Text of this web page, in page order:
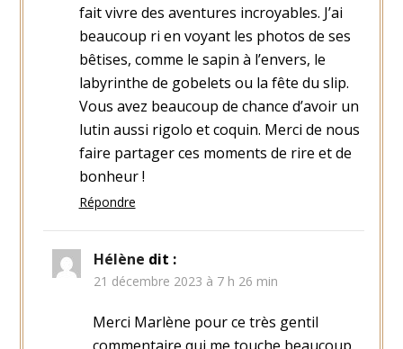
fait vivre des aventures incroyables. J’ai
beaucoup ri en voyant les photos de ses
bêtises, comme le sapin à l’envers, le
labyrinthe de gobelets ou la fête du slip.
Vous avez beaucoup de chance d’avoir un
lutin aussi rigolo et coquin. Merci de nous
faire partager ces moments de rire et de
bonheur !
Répondre
Hélène dit :
21 décembre 2023 à 7 h 26 min
Merci Marlène pour ce très gentil
commentaire qui me touche beaucoup.